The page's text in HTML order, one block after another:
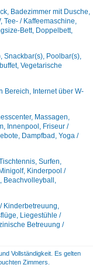
Badezimmer mit Dusche,
/ Kaffeemaschine,
Bett, Doppelbett,
Snackbar(s), Poolbar(s),
Vegetarische
Bereich, Internet über W-
Massagen,
Innenpool, Friseur /
Dampfbad, Yoga /
Surfen,
Kinderpool /
Beachvolleyball,
Kinderbetreuung,
Liegestühle /
Betreuung /
Vollständigkeit. Es gelten
Zimmers.